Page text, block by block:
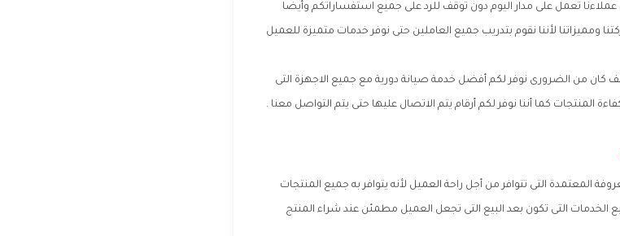
عملاءنا تعمل على مدار اليوم دون توقف للرد على جميع استفساراتكم وأيضا
لأننا نقوم بتدريب جميع العاملين حتى نوفر خدمات متميزة للعميل
كان من الضرورى نوفر لكم أفضل خدمة صيانة دورية مع جميع الاجهزة التى
المنتجات كما أننا نوفر لكم أرقام يتم الاتصال عليها حتى يتم التواصل معنا .
المعتمدة التى تتوافر من أجل راحة العميل لأنه يتوافر به جميع المنتجات
الخدمات التى تكون بعد البيع التى تجعل العميل مطمئن عند شراء المنتج